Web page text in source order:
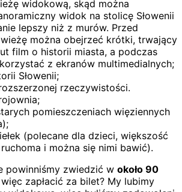
widokową, skąd można
widok na stolicę Słowenii
lepszy niż z murów. Przed
można obejrzeć krótki, trwający
film o historii miasta, a podczas
z ekranów multimedialnych;
Słowenii;
rzeczywistości.
pomieszczeniach więziennych
(polecane dla dzieci, większość
ruchoma i można się nimi bawić).
powinniśmy zwiedzić w około 90
zapłacić za bilet? My lubimy